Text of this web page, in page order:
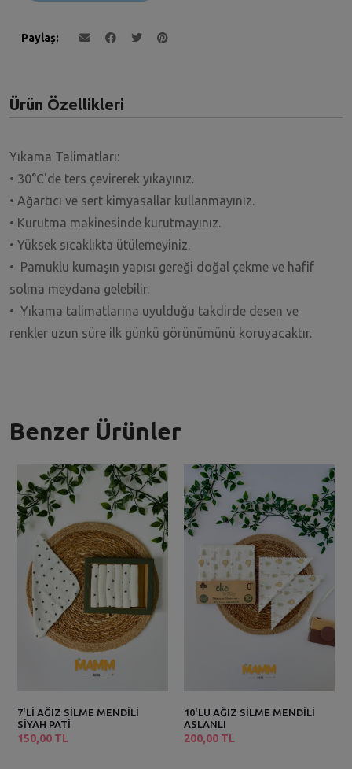
Paylaş
Ürün Özellikleri
Yıkama Talimatları:
• 30°C'de ters çevirerek yıkayınız.
• Ağartıcı ve sert kimyasallar kullanmayınız.
• Kurutma makinesinde kurutmayınız.
• Yüksek sıcaklıkta ütülemeyiniz.
• Pamuklu kumaşın yapısı gereği doğal çekme ve hafif
solma meydana gelebilir.
• Yıkama talimatlarına uyulduğu takdirde desen ve
renkler uzun süre ilk günkü görünümünü koruyacaktır.
Benzer Ürünler
7'Lİ AĞIZ SİLME MENDİLİ
SİYAH PATİ
150,00 TL
10'LU AĞIZ SİLME MENDİLİ
ASLANLI
200,00 TL